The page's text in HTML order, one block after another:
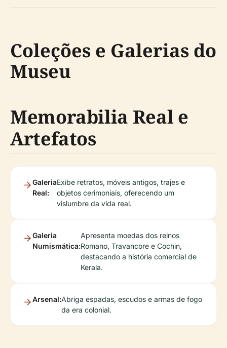
Coleções e Galerias do
Museu
Memorabilia Real e
Artefatos
Galeria
Real:
Exibe retratos, móveis antigos, trajes e
objetos cerimoniais, oferecendo um
vislumbre da vida real.
Galeria
Numismática:
Apresenta moedas dos reinos
Romano, Travancore e Cochin,
destacando a história comercial de
Kerala.
Arsenal:Abriga espadas, escudos e armas de fogo
da era colonial.